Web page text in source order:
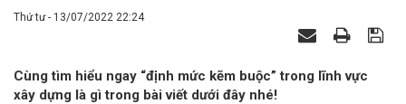
Thứ tư - 13/07/2022 22:24
Cùng tìm hiểu ngay “định mức kẽm buộc” trong lĩnh vực
xây dựng là gì trong bài viết dưới đây nhé!